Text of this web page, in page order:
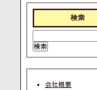
検索
会社概要